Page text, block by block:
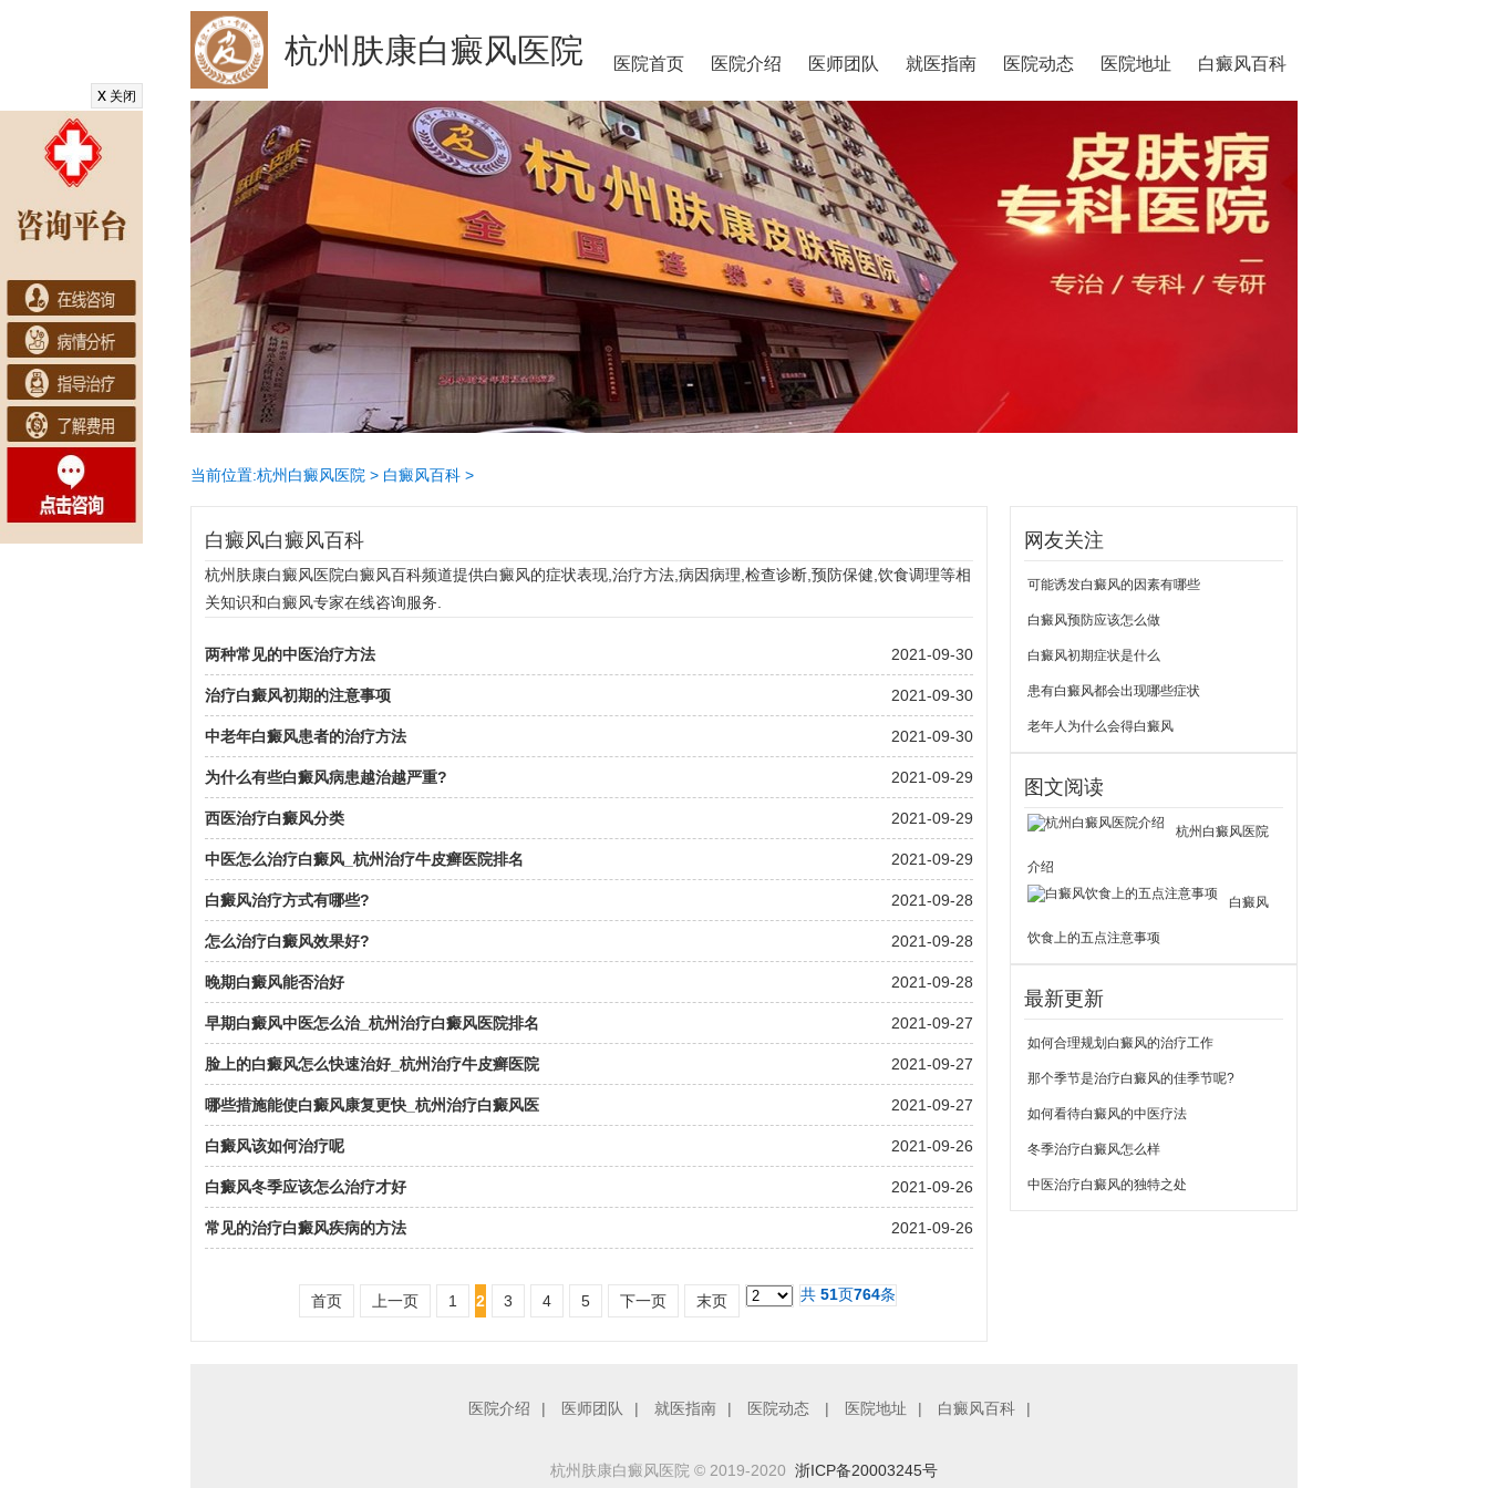
杭州肤康白癜风医院 医院首页 医院介绍 医师团队 就医指南 医院动态 医院地址 白癜风百科
当前位置:杭州白癜风医院 > 白癜风百科 >
白癜风白癜风百科
杭州肤康白癜风医院白癜风百科频道提供白癜风的症状表现,治疗方法,病因病理,检查诊断,预防保健,饮食调理等相
关知识和白癜风专家在线咨询服务.
两种常见的中医治疗方法 2021-09-30
治疗白癜风初期的注意事项 2021-09-30
中老年白癜风患者的治疗方法 2021-09-30
为什么有些白癜风病患越治越严重? 2021-09-29
西医治疗白癜风分类 2021-09-29
中医怎么治疗白癜风_杭州治疗牛皮癣医院排名 2021-09-29
白癜风治疗方式有哪些? 2021-09-28
怎么治疗白癜风效果好? 2021-09-28
晚期白癜风能否治好 2021-09-28
早期白癜风中医怎么治_杭州治疗白癜风医院排名 2021-09-27
脸上的白癜风怎么快速治好_杭州治疗牛皮癣医院 2021-09-27
哪些措施能使白癜风康复更快_杭州治疗白癜风医 2021-09-27
白癜风该如何治疗呢 2021-09-26
白癜风冬季应该怎么治疗才好 2021-09-26
常见的治疗白癜风疾病的方法 2021-09-26
首页 上一页 1 2 3 4 5 下一页 末页 共 51页764条
网友关注
可能诱发白癜风的因素有哪些
白癜风预防应该怎么做
白癜风初期症状是什么
患有白癜风都会出现哪些症状
老年人为什么会得白癜风
图文阅读
杭州白癜风医院
介绍
白癜风
饮食上的五点注意事项
最新更新
如何合理规划白癜风的治疗工作
那个季节是治疗白癜风的佳季节呢?
如何看待白癜风的中医疗法
冬季治疗白癜风怎么样
中医治疗白癜风的独特之处
医院介绍 | 医师团队 | 就医指南 | 医院动态 | 医院地址 | 白癜风百科 |
杭州肤康白癜风医院 © 2019-2020 浙ICP备20003245号
x 关闭